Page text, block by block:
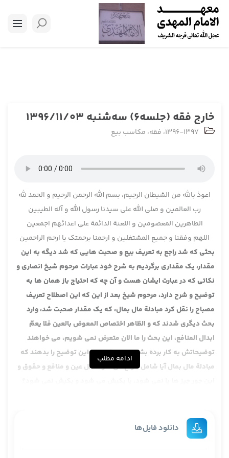
خارج فقه (جلسه6) سه‌شنبه 1396/11/03
1396-1397، فقه، مکاسب بیع
اعوذ بالله من الشیطان الرجیم، بسم الله الرحمن الرحیم و الحمد لله
رب العالمین و صلی الله علی سیدنا رسول الله و آله الطیبین
الطاهرین المعصومین و اللعنة الدائمة علی اعدائهم اجمعین
اللهم وفقنا و جمیع المشتغلین و ارحمنا برحمتک یا ارحم الراحمین
بحثی که شد راجع به تعریف بیع و صحبت هایی که شد دیگه به این
مقدار، یک مقداری برگردیم به شرح خود عبارات مرحوم شیخ انصاری و
نکاتی که در عبارت ایشان هست و آن چه که احتیاج باز همان ها به
توضیح و شرح دارد، مرحوم شیخ بعد از این که این اصطلاح تعریف
مصباح را نقل کرد مبادلة مال بمال، که یک مقدار صحبت شد، وارد
بحث دیگری شدند که و الظاهر اختصاص المعوض بالعین فلا یعمّ
ابدال المنافع، این بحث را ما الان متعرض نمی شویم، می خواهند
توضیحاتش به کار برده بشود و می خواهند این توضیح را بدهند که
مبادلة مال بمال آیا شامل انواع می شود مثل عین و منافع و حقوق و
می خواهم توضیح بدهم
و اما العوض فلا اشکال، این مطلب که دیروز عرض کردیم و اجمالا
ادامه مطلب
دانلود فایل‌ها